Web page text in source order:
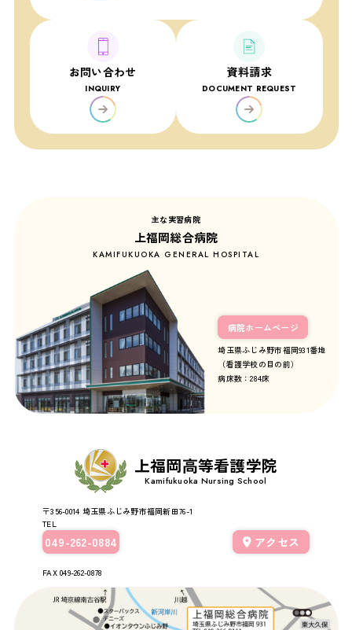
お問い合わせ
INQUIRY
資料請求
DOCUMENT REQUEST
上福岡高等看護学院
Kamifukuoka Nursing School
〒356-0014 埼玉県ふじみ野市福岡新田76-1
TEL
049-262-0884
FAX 049-262-0878
アクセス
主な実習病院
上福岡総合病院
KAMIFUKUOKA GENERAL HOSPITAL
病院ホームページ
埼玉県ふじみ野市福岡931番地
（看護学校の目の前）
病床数：284床